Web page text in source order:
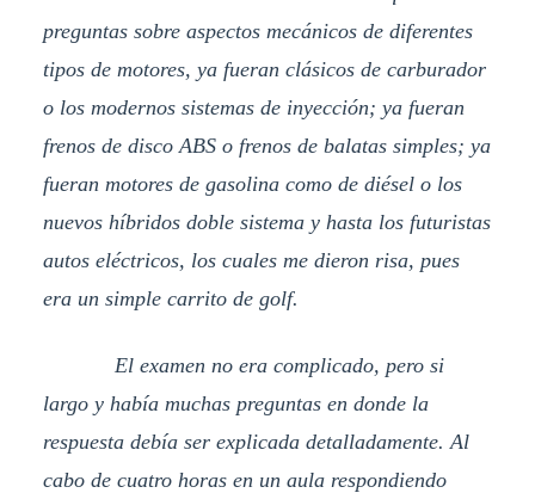
preguntas sobre aspectos mecánicos de diferentes
tipos de motores, ya fueran clásicos de carburador
o los modernos sistemas de inyección; ya fueran
frenos de disco ABS o frenos de balatas simples; ya
fueran motores de gasolina como de diésel o los
nuevos híbridos doble sistema y hasta los futuristas
autos eléctricos, los cuales me dieron risa, pues
era un simple carrito de golf.
El examen no era complicado, pero si
largo y había muchas preguntas en donde la
respuesta debía ser explicada detalladamente. Al
cabo de cuatro horas en un aula respondiendo